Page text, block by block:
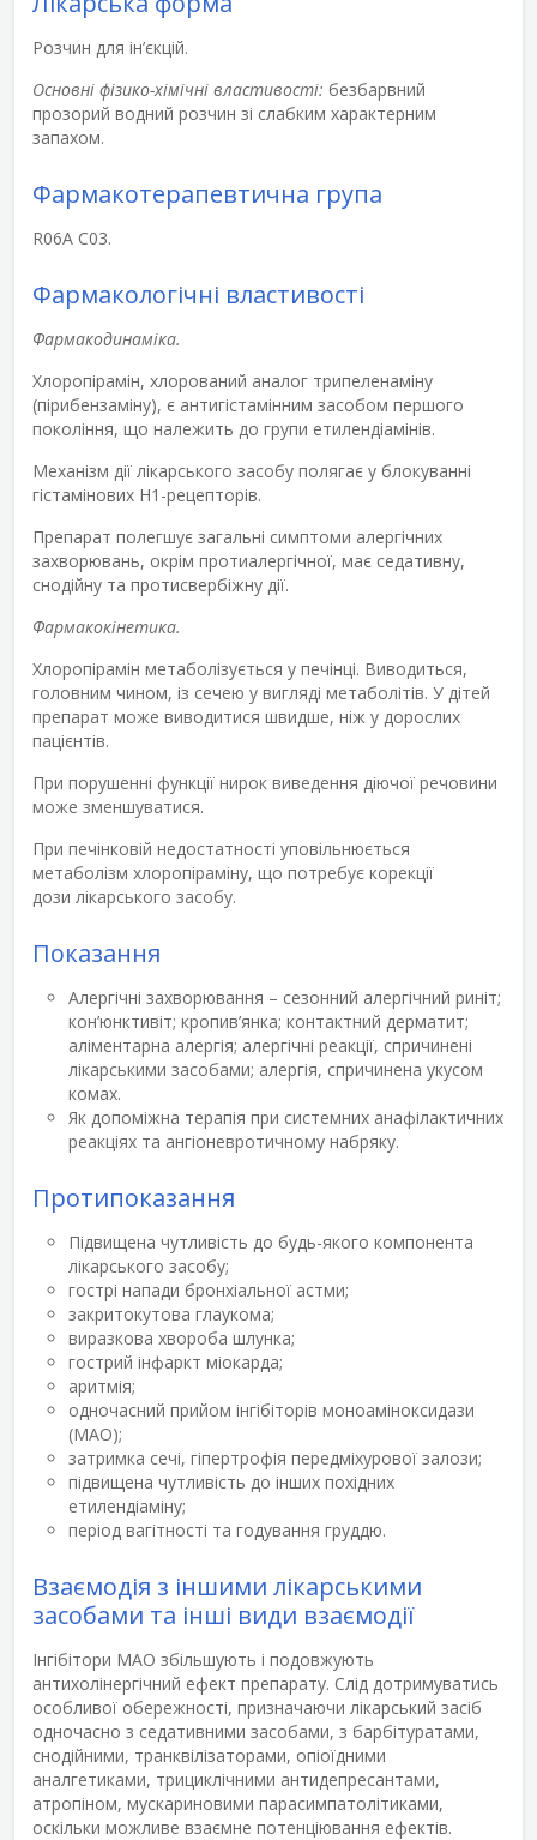
Розчин для ін’єкцій.
Основні фізико-хімічні властивості: безбарвний
прозорий водний розчин зі слабким характерним
запахом.
Фармакотерапевтична група
R06A C03.
Фармакологічні властивості
Фармакодинаміка.
Хлоропірамін, хлорований аналог трипеленаміну
(пірибензаміну), є антигістамінним засобом першого
покоління, що належить до групи етилендіамінів.
Механізм дії лікарського засобу полягає у блокуванні
гістамінових Н1 -рецепторів.
Препарат полегшує загальні симптоми алергічних
захворювань, окрім протиалергічної, має седативну,
снодійну та протисвербіжну дії.
Фармакокінетика.
Хлоропірамін метаболізується у печінці. Виводиться,
головним чином, із сечею у вигляді метаболітів. У дітей
препарат може виводитися швидше, ніж у дорослих
пацієнтів.
При порушенні функції нирок виведення діючої речовини
може зменшуватися.
При печінковій недостатності уповільнюється
метаболізм хлоропіраміну, що потребує корекції
дози лікарського засобу.
Показання
Алергічні захворювання – сезонний алергічний риніт;
кон’юнктивіт; кропив’янка; контактний дерматит;
аліментарна алергія; алергічні реакції, спричинені
лікарськими засобами; алергія, спричинена укусом
комах.
Як допоміжна терапія при системних анафілактичних
реакціях та ангіоневротичному набряку.
Протипоказання
Підвищена чутливість до будь-якого компонента
лікарського засобу;
гострі напади бронхіальної астми;
закритокутова глаукома;
виразкова хвороба шлунка;
гострий інфаркт міокарда;
аритмія;
одночасний прийом інгібіторів моноаміноксидази
(МАО);
затримка сечі, гіпертрофія передміхурової залози;
підвищена чутливість до інших похідних
етилендіаміну;
період вагітності та годування груддю.
Взаємодія з іншими лікарськими
засобами та інші види взаємодії
Інгібітори МАО збільшують і подовжують
антихолінергічний ефект препарату. Слід дотримуватись
особливої обережності, призначаючи лікарський засіб
одночасно з седативними засобами, з барбітуратами,
снодійними, транквілізаторами, опіоїдними
аналгетиками, трициклічними антидепресантами,
атропіном, мускариновими парасимпатолітиками,
оскільки можливе взаємне потенціювання ефектів.